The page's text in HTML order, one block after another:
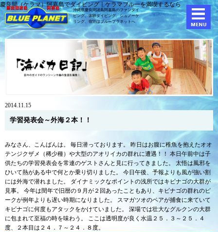
慶良間（ケラマ）阿嘉島でダイビング｜ケラマブルーを満喫するなら
沖縄県慶良間諸島阿嘉島のファンダイ
ビング、体験ダイビング、シュノーケ
リング、宿泊はブループラネットへ
2014.11.15
学習発表会～外海２本！！
みなさん、こんばんは。 毎日潜っております。 昨日はお腹に稚魚を抱えたオオ
テンジクザメ（稀少種）や大型のアオリイカの群れに遭遇！！ 本日午前中は子
供たちの学習発表会を常連のゲストさんと見に行ってきました。 太悟は風邪を
ひいて熱がある中で何とか乗り切りました。 今日午後、予報よりも風が強い割
には外海で潜れました。 ダイナミックなポイントの浅所ではキビナゴの大群が
見事。 今年は閏年で旧暦の９月が２回あったこともあり、キビナゴの群れのピ
ークが例年よりも遅い時期になりました。 スマガツオのペアが捕食に来ていて
キビナゴに何度もアタックをかけていました。 深場では壮大なグルクンの大群
に包まれて至福の時を味わう。 ここは透明度が良く水温２５．３～２５．４
度、２本目は２４．７～２４．８度。